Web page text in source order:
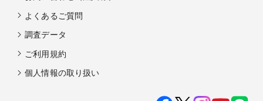
よくあるご質問
調査データ
ご利用規約
個人情報の取り扱い